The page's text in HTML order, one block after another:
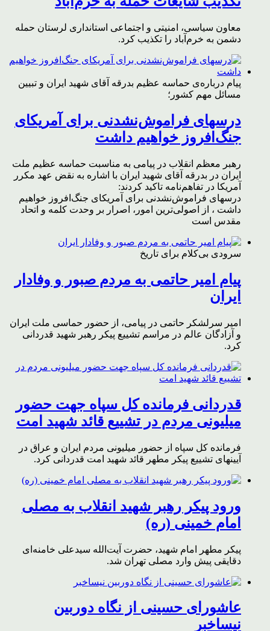
معاون سیاسی، امنیتی و اجتماعی استانداری لرستان حمله
دشمن به خرم‌آباد را تکذیب کرد.
پیام درباره‌ی حماسه عظیم بدرقه آقای شهید ایران و تبیین
مسائل مهم کشور؛
درسهای فراموش‌نشدنی برای آمریکای
جنگ‌افروز خواهیم داشت
رهبر معظم انقلاب در پیامی به مناسبت حماسه عظیم ملت
ایران در بدرقه آقای شهید ایران با اشاره به نقض عهد مکرر
آمریکا در تفاهم‌نامه تاکید کردند:
درسهای فراموش‌نشدنی برای آمریکای جنگ‌افروز خواهیم
داشت ، از اصولی‌ترین امور، اصرار بر وحدت کلمه و اتحاد
مقدس است
سرودی بی‌کلام برای تاریخ
پیام امیر حاتمی به مردم صبور و وفادار
ایران
امیر سرلشکر حاتمی در پیامی، از حضور حماسی ملت ایران
و آزادگان عالم در مراسم تشییع پیکر رهبر شهید قدردانی
کرد.
قدردانی فرمانده کل سپاه جهت حضور
میلیونی مردم در تشییع قائد شهید امت
فرمانده کل سپاه از حضور میلیونی مردم ایران و عراق در
آیینهای تشییع پیکر مطهر قائد شهید امت قدردانی کرد.
ورود پیکر رهبر شهید انقلاب به مصلی
امام خمینی (ره)
پیکر مطهر امام شهید،‌ حضرت آیت‌الله سیدعلی خامنه‌ای
دقایقی پیش وارد مصلی تهران شد.
عاشورای حسینی از نگاه دوربین
نیساخبر